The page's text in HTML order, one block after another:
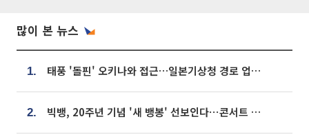
많이 본 뉴스
1. 태풍 '돌핀' 오키나와 접근…일본기상청 경로 업데이트
2. 빅뱅, 20주년 기념 '새 뱅봉' 선보인다⋯콘서트 앞두고 팝업 개최